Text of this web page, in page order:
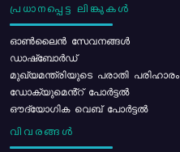
പ്രധാനപ്പെട്ട ലിങ്കുകൾ
ഓൺലൈൻ സേവനങ്ങൾ
ഡാഷ്ബോർഡ്
മുഖ്യമന്ത്രിയുടെ പരാതി പരിഹാരം
ഡോക്യുമെൻ്റ് പോർട്ടൽ
ഔദ്യോഗിക വെബ് പോർട്ടൽ
വിവരങ്ങൾ